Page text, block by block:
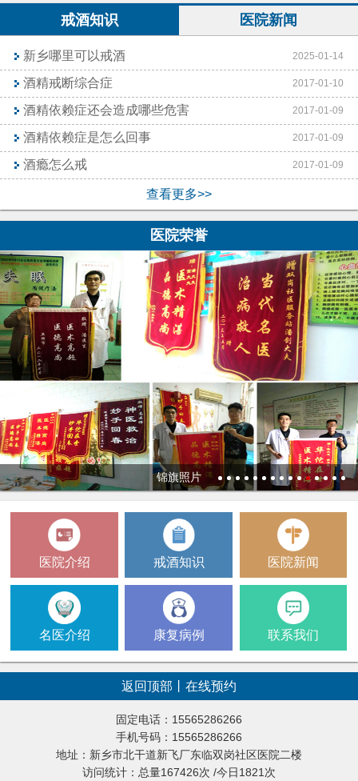
戒酒知识 医院新闻
新乡哪里可以戒酒 2025-01-14
酒精戒断综合症 2017-01-10
酒精依赖症还会造成哪些危害 2017-01-09
酒精依赖症是怎么回事 2017-01-09
酒瘾怎么戒 2017-01-09
查看更多>>
医院荣誉
123 45 6 789101112131415
锦旗照片
医院介绍 戒酒知识 医院新闻
名医介绍 康复病例 联系我们
返回顶部 在线预约
固定电话：15565286266
手机号码：15565286266
地址：新乡市北干道新飞厂东临双岗社区医院二楼
访问统计：总量167426次 /今日1821次